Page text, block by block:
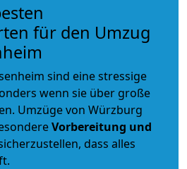
für den Umzug
sind eine stressige
wenn sie über große
Umzüge von Würzburg
Vorbereitung und
dass alles